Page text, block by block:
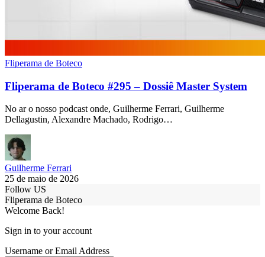
Fliperama de Boteco
Fliperama de Boteco #295 – Dossiê Master System
No ar o nosso podcast onde, Guilherme Ferrari, Guilherme
Dellagustin, Alexandre Machado, Rodrigo…
Guilherme Ferrari
25 de maio de 2026
Follow US
Fliperama de Boteco
Welcome Back!
Sign in to your account
Username or Email Address